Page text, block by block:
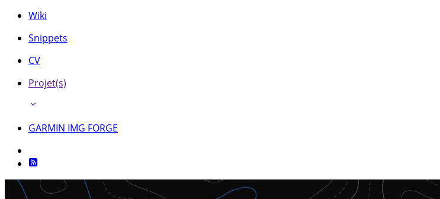
Wiki
Snippets
CV
Projet(s)
GARMIN IMG FORGE